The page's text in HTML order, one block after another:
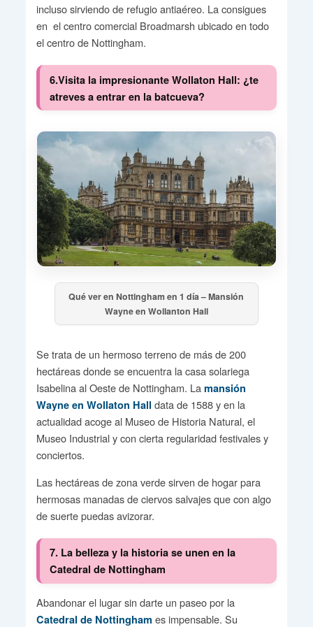
incluso sirviendo de refugio antiaéreo. La consigues
en el centro comercial Broadmarsh ubicado en todo
el centro de Nottingham.
6.Visita la impresionante Wollaton Hall: ¿te
atreves a entrar en la batcueva?
Qué ver en Nottingham en 1 día – Mansión
Wayne en Wollanton Hall
Se trata de un hermoso terreno de más de 200
hectáreas donde se encuentra la casa solariega
Isabelina al Oeste de Nottingham. La mansión
Wayne en Wollaton Hall data de 1588 y en la
actualidad acoge al Museo de Historia Natural, el
Museo Industrial y con cierta regularidad festivales y
conciertos.
Las hectáreas de zona verde sirven de hogar para
hermosas manadas de ciervos salvajes que con algo
de suerte puedas avizorar.
7. La belleza y la historia se unen en la
Catedral de Nottingham
Abandonar el lugar sin darte un paseo por la
Catedral de Nottingham es impensable. Su